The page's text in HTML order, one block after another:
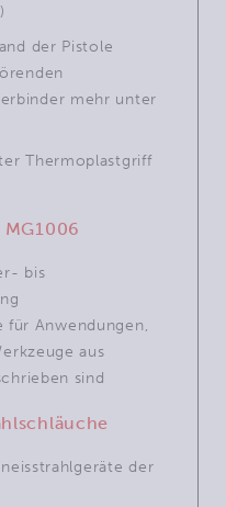
der Pistole
mehr unter
Thermoplastgriff
bis
für Anwendungen,
aus
sind
der